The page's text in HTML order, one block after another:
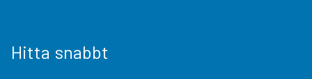
Hitta snabbt